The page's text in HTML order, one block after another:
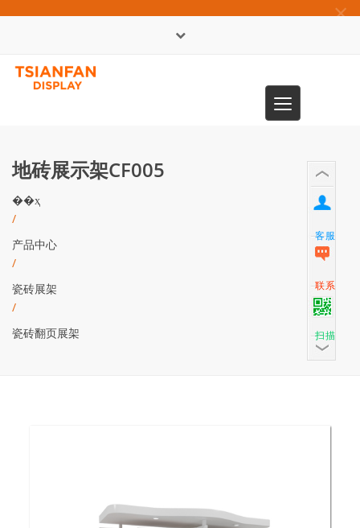
×
Toggle
navigation
地砖展示架CF005
��ҳ
/
产品中心
/
瓷砖展架
/
瓷砖翻页展架
客服
联系
扫描